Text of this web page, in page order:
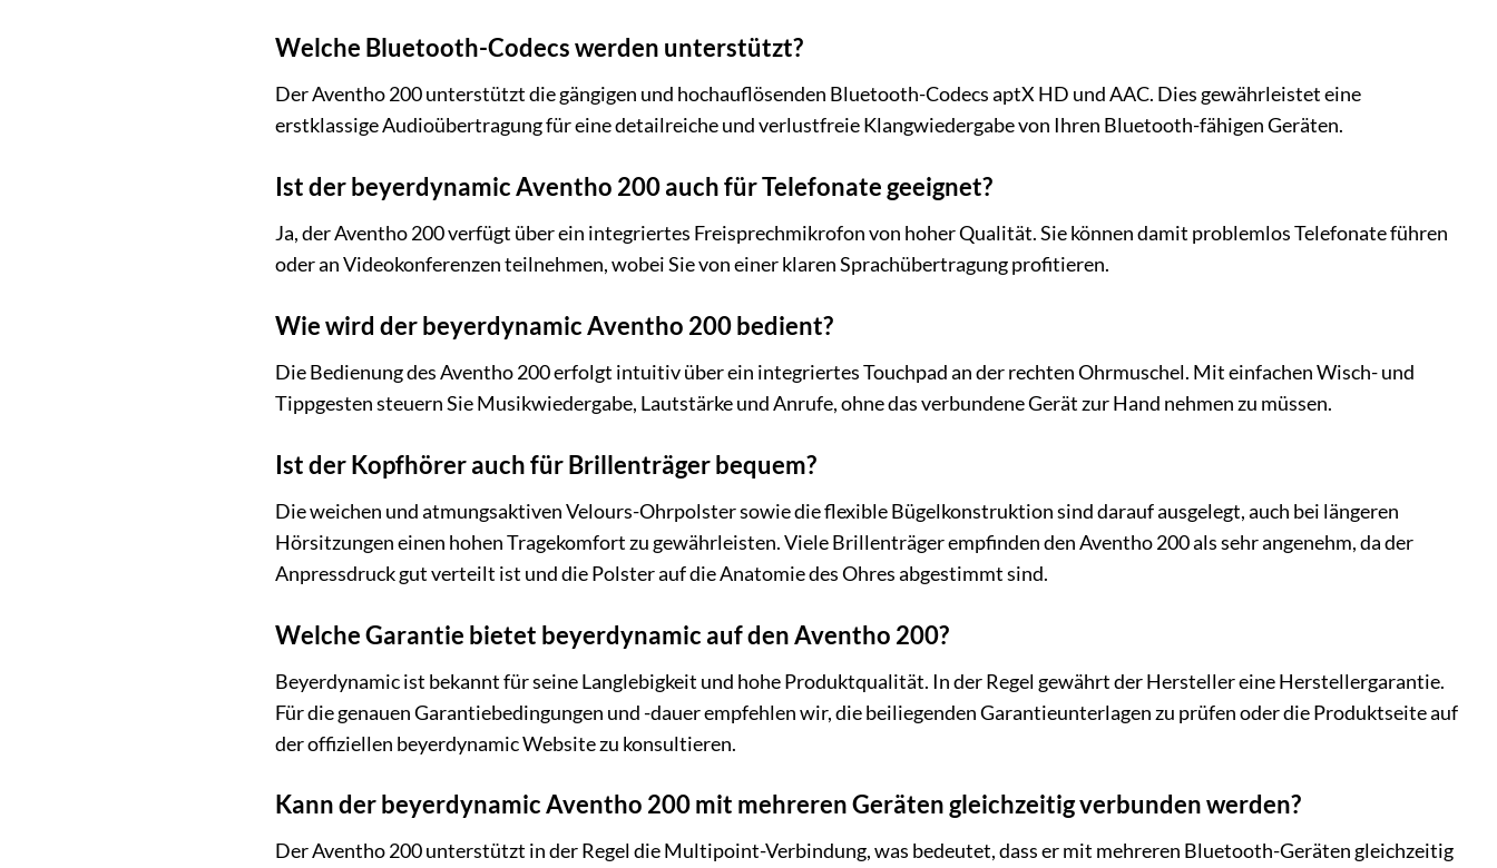
Welche Bluetooth-Codecs werden unterstützt?
Der Aventho 200 unterstützt die gängigen und hochauflösenden Bluetooth-Codecs aptX HD und AAC. Dies gewährleistet eine
erstklassige Audioübertragung für eine detailreiche und verlustfreie Klangwiedergabe von Ihren Bluetooth-fähigen Geräten.
Ist der beyerdynamic Aventho 200 auch für Telefonate geeignet?
Ja, der Aventho 200 verfügt über ein integriertes Freisprechmikrofon von hoher Qualität. Sie können damit problemlos Telefonate führen
oder an Videokonferenzen teilnehmen, wobei Sie von einer klaren Sprachübertragung profitieren.
Wie wird der beyerdynamic Aventho 200 bedient?
Die Bedienung des Aventho 200 erfolgt intuitiv über ein integriertes Touchpad an der rechten Ohrmuschel. Mit einfachen Wisch- und
Tippgesten steuern Sie Musikwiedergabe, Lautstärke und Anrufe, ohne das verbundene Gerät zur Hand nehmen zu müssen.
Ist der Kopfhörer auch für Brillenträger bequem?
Die weichen und atmungsaktiven Velours-Ohrpolster sowie die flexible Bügelkonstruktion sind darauf ausgelegt, auch bei längeren
Hörsitzungen einen hohen Tragekomfort zu gewährleisten. Viele Brillenträger empfinden den Aventho 200 als sehr angenehm, da der
Anpressdruck gut verteilt ist und die Polster auf die Anatomie des Ohres abgestimmt sind.
Welche Garantie bietet beyerdynamic auf den Aventho 200?
Beyerdynamic ist bekannt für seine Langlebigkeit und hohe Produktqualität. In der Regel gewährt der Hersteller eine Herstellergarantie.
Für die genauen Garantiebedingungen und -dauer empfehlen wir, die beiliegenden Garantieunterlagen zu prüfen oder die Produktseite auf
der offiziellen beyerdynamic Website zu konsultieren.
Kann der beyerdynamic Aventho 200 mit mehreren Geräten gleichzeitig verbunden werden?
Der Aventho 200 unterstützt in der Regel die Multipoint-Verbindung, was bedeutet, dass er mit mehreren Bluetooth-Geräten gleichzeitig